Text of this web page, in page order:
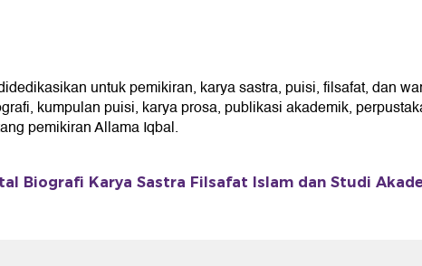
untuk pemikiran, karya sastra, puisi, filsafat, dan
kumpulan puisi, karya prosa, publikasi akademik,
pemikiran Allama Iqbal.
Biografi Karya Sastra Filsafat Islam dan Studi